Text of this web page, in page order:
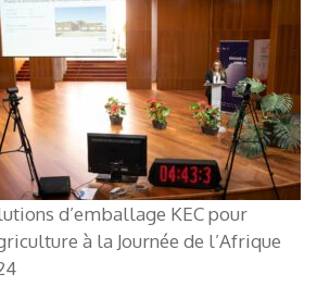
d’emballage KEC pour
à la Journée de l’Afrique